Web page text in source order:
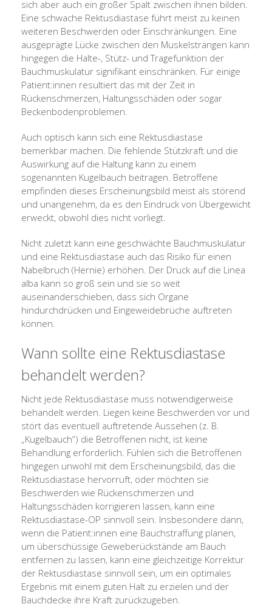
sich aber auch ein großer Spalt zwischen ihnen bilden.
Eine schwache Rektusdiastase führt meist zu keinen
weiteren Beschwerden oder Einschränkungen. Eine
ausgeprägte Lücke zwischen den Muskelsträngen kann
hingegen die Halte-, Stütz- und Tragefunktion der
Bauchmuskulatur signifikant einschränken. Für einige
Patient:innen resultiert das mit der Zeit in
Rückenschmerzen, Haltungsschäden oder sogar
Beckenbodenproblemen.
Auch optisch kann sich eine Rektusdiastase
bemerkbar machen. Die fehlende Stützkraft und die
Auswirkung auf die Haltung kann zu einem
sogenannten Kugelbauch beitragen. Betroffene
empfinden dieses Erscheinungsbild meist als störend
und unangenehm, da es den Eindruck von Übergewicht
erweckt, obwohl dies nicht vorliegt.
Nicht zuletzt kann eine geschwächte Bauchmuskulatur
und eine Rektusdiastase auch das Risiko für einen
Nabelbruch (Hernie) erhöhen. Der Druck auf die Linea
alba kann so groß sein und sie so weit
auseinanderschieben, dass sich Organe
hindurchdrücken und Eingeweidebrüche auftreten
können.
Wann sollte eine Rektusdiastase
behandelt werden?
Nicht jede Rektusdiastase muss notwendigerweise
behandelt werden. Liegen keine Beschwerden vor und
stört das eventuell auftretende Aussehen (z. B.
„Kugelbauch“) die Betroffenen nicht, ist keine
Behandlung erforderlich. Fühlen sich die Betroffenen
hingegen unwohl mit dem Erscheinungsbild, das die
Rektusdiastase hervorruft, oder möchten sie
Beschwerden wie Rückenschmerzen und
Haltungsschäden korrigieren lassen, kann eine
Rektusdiastase-OP sinnvoll sein. Insbesondere dann,
wenn die Patient:innen eine Bauchstraffung planen,
um überschüssige Geweberückstände am Bauch
entfernen zu lassen, kann eine gleichzeitige Korrektur
der Rektusdiastase sinnvoll sein, um ein optimales
Ergebnis mit einem guten Halt zu erzielen und der
Bauchdecke ihre Kraft zurückzugeben.